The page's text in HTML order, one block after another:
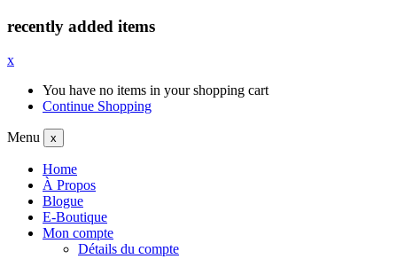
recently added items
x
You have no items in your shopping cart
Continue Shopping
Menu x
Home
À Propos
Blogue
E-Boutique
Mon compte
Détails du compte